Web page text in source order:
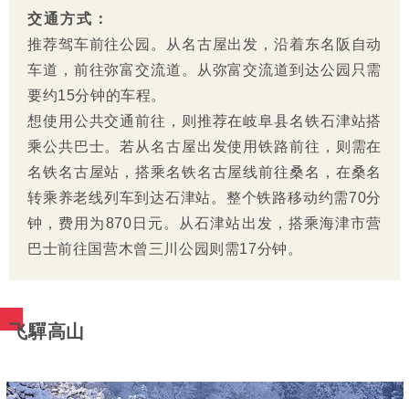
交通方式：
推荐驾车前往公园。从名古屋出发，沿着东名阪自动
车道，前往弥富交流道。从弥富交流道到达公园只需
要约15分钟的车程。
想使用公共交通前往，则推荐在岐阜县名铁石津站搭
乘公共巴士。若从名古屋出发使用铁路前往，则需在
名铁名古屋站，搭乘名铁名古屋线前往桑名，在桑名
转乘养老线列车到达石津站。整个铁路移动约需70分
钟，费用为870日元。从石津站出发，搭乘海津市营
巴士前往国营木曾三川公园则需17分钟。
飞驒高山